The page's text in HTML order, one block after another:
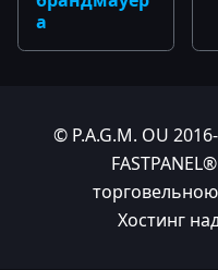
а
© P.A.G.M. OU
Хостинг